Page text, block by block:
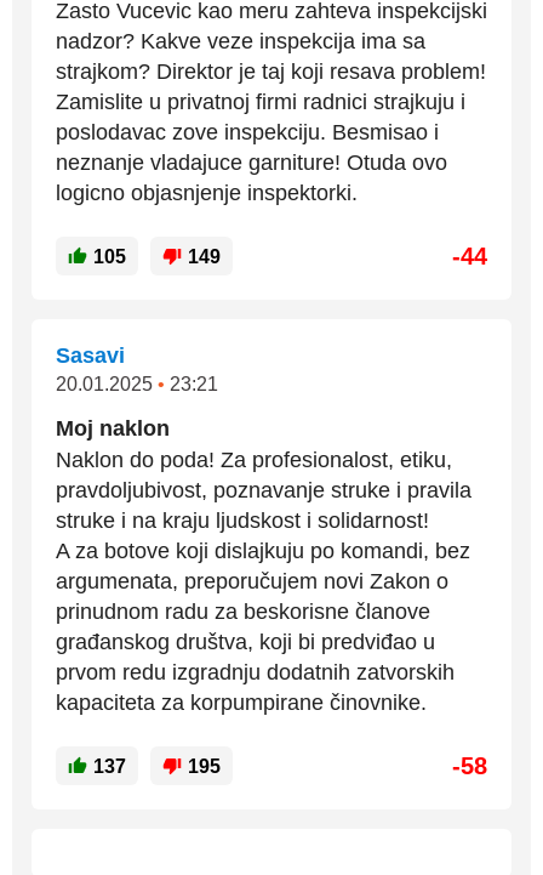
Zasto Vucevic kao meru zahteva inspekcijski
nadzor? Kakve veze inspekcija ima sa
strajkom? Direktor je taj koji resava problem!
Zamislite u privatnoj firmi radnici strajkuju i
poslodavac zove inspekciju. Besmisao i
neznanje vladajuce garniture! Otuda ovo
logicno objasnjenje inspektorki.
105 149 -44
Sasavi
20.01.2025 • 23:21
Moj naklon
Naklon do poda! Za profesionalost, etiku,
pravdoljubivost, poznavanje struke i pravila
struke i na kraju ljudskost i solidarnost!
A za botove koji dislajkuju po komandi, bez
argumenata, preporučujem novi Zakon o
prinudnom radu za beskorisne članove
građanskog društva, koji bi predviđao u
prvom redu izgradnju dodatnih zatvorskih
kapaciteta za korpumpirane činovnike.
137 195 -58